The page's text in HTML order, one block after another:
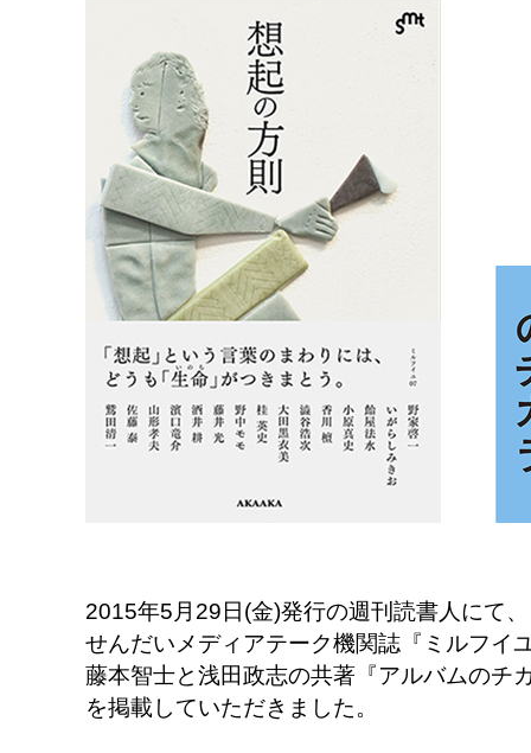
2015年5月29日(金)発行の週刊読書人にて、
せんだいメディアテーク機関誌『ミルフイ
藤本智士と浅田政志の共著『アルバムのチ
を掲載していただきました。